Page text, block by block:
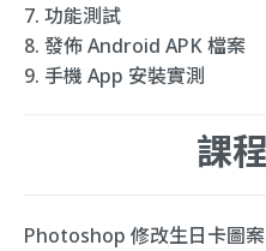
7. 功能測試
8. 發佈 Android APK 檔案
9. 手機 App 安裝實測
課
Photoshop 修改生日卡圖案